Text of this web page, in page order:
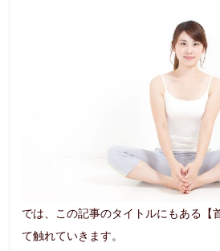
では、この記事のタイトルにもある【
て触れていきます。